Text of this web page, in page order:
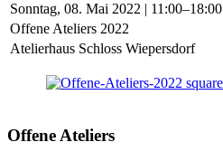
Sonntag, 08. Mai 2022 | 11:00–18:00
Offene Ateliers 2022
Atelierhaus Schloss Wiepersdorf
Offene Ateliers